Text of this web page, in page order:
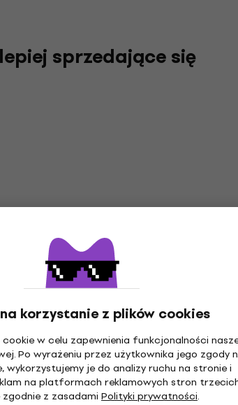
korzystanie z plików cookies
w celu zapewnienia funkcjonalności
Po wyrażeniu przez użytkownika jego zgody
wykorzystujemy je do analizy ruchu na stronie i
na platformach reklamowych stron
z zasadami Polityki prywatności.
sprzedające się